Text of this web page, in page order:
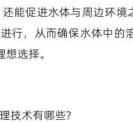
能促进水体与周边环
行，从而确保水体中的
选择。
技术有哪些?